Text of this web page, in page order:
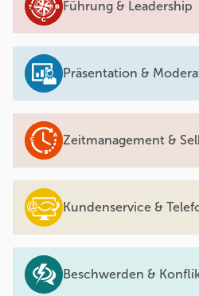
Führung & Leadership
Präsentation &
Zeitmanagement &
Kundenservice &
Beschwerden &